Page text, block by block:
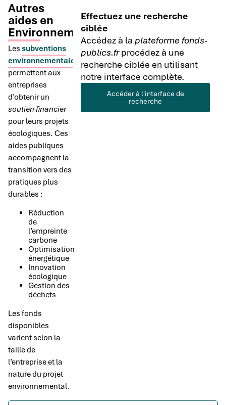
Autres
aides en
Environnement
Les subventions
environnementales
permettent aux
entreprises
d’obtenir un
soutien financier
pour leurs projets
écologiques. Ces
aides publiques
accompagnent la
transition vers des
pratiques plus
durables :
Réduction
de
l’empreinte
carbone
Optimisation
énergétique
Innovation
écologique
Gestion des
déchets
Les fonds
disponibles
varient selon la
taille de
l’entreprise et la
nature du projet
environnemental.
Effectuez une recherche
ciblée
Accédez à laplateforme fonds-
publics.frprocédez à une
recherche ciblée en utilisant
notre interface complète.
Accéder à l'interface de
recherche